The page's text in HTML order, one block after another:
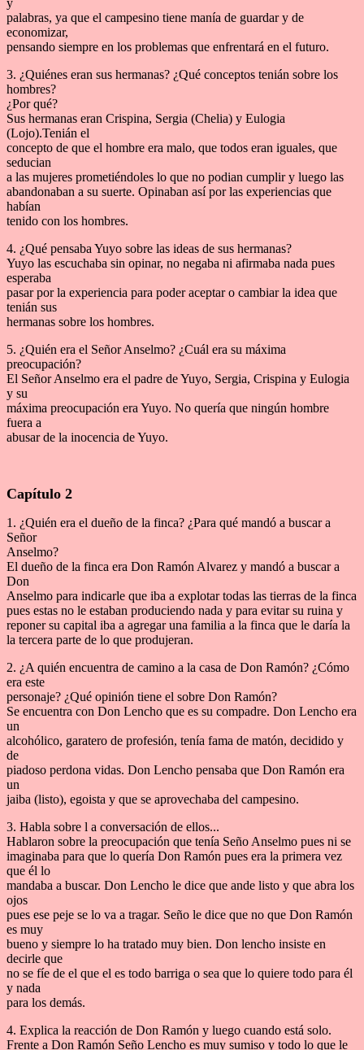
y
palabras, ya que el campesino tiene manía de guardar y de
economizar,
pensando siempre en los problemas que enfrentará en el futuro.
3. ¿Quiénes eran sus hermanas? ¿Qué conceptos tenián sobre los
hombres?
¿Por qué?
Sus hermanas eran Crispina, Sergia (Chelia) y Eulogia
(Lojo).Tenián el
concepto de que el hombre era malo, que todos eran iguales, que
seducian
a las mujeres prometiéndoles lo que no podian cumplir y luego las
abandonaban a su suerte. Opinaban así por las experiencias que
habían
tenido con los hombres.
4. ¿Qué pensaba Yuyo sobre las ideas de sus hermanas?
Yuyo las escuchaba sin opinar, no negaba ni afirmaba nada pues
esperaba
pasar por la experiencia para poder aceptar o cambiar la idea que
tenián sus
hermanas sobre los hombres.
5. ¿Quién era el Señor Anselmo? ¿Cuál era su máxima
preocupación?
El Señor Anselmo era el padre de Yuyo, Sergia, Crispina y Eulogia
y su
máxima preocupación era Yuyo. No quería que ningún hombre
fuera a
abusar de la inocencia de Yuyo.
Capítulo 2
1. ¿Quién era el dueño de la finca? ¿Para qué mandó a buscar a
Señor
Anselmo?
El dueño de la finca era Don Ramón Alvarez y mandó a buscar a
Don
Anselmo para indicarle que iba a explotar todas las tierras de la finca
pues estas no le estaban produciendo nada y para evitar su ruina y
reponer su capital iba a agregar una familia a la finca que le daría la
la tercera parte de lo que produjeran.
2. ¿A quién encuentra de camino a la casa de Don Ramón? ¿Cómo
era este
personaje? ¿Qué opinión tiene el sobre Don Ramón?
Se encuentra con Don Lencho que es su compadre. Don Lencho era
un
alcohólico, garatero de profesión, tenía fama de matón, decidido y
de
piadoso perdona vidas. Don Lencho pensaba que Don Ramón era
un
jaiba (listo), egoista y que se aprovechaba del campesino.
3. Habla sobre l a conversación de ellos...
Hablaron sobre la preocupación que tenía Seño Anselmo pues ni se
imaginaba para que lo quería Don Ramón pues era la primera vez
que él lo
mandaba a buscar. Don Lencho le dice que ande listo y que abra los
ojos
pues ese peje se lo va a tragar. Seño le dice que no que Don Ramón
es muy
bueno y siempre lo ha tratado muy bien. Don lencho insiste en
decirle que
no se fíe de el que el es todo barriga o sea que lo quiere todo para él
y nada
para los demás.
4. Explica la reacción de Don Ramón y luego cuando está solo.
Frente a Don Ramón Seño Lencho es muy sumiso y todo lo que le